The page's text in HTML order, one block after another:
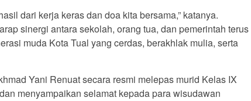
dari kerja keras dan doa kita bersama,” katanya.
sinergi antara sekolah, orang tua, dan pemerintah terus
muda Kota Tual yang cerdas, berakhlak mulia, serta
Yani Renuat secara resmi melepas murid Kelas IX
menyampaikan selamat kepada para wisudawan